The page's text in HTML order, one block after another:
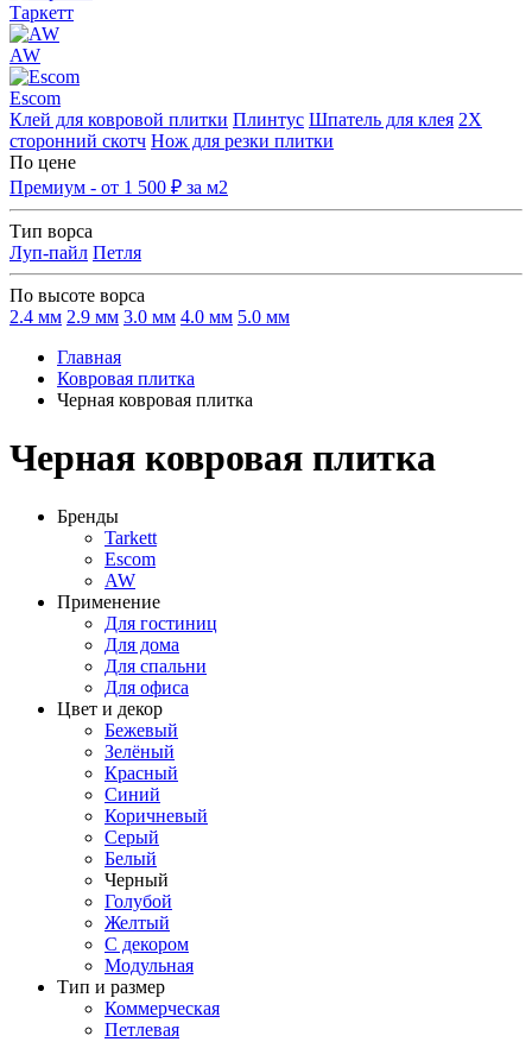
Таркетт
AW
Escom
Клей для ковровой плитки Плинтус Шпатель для клея 2Х
сторонний скотч Нож для резки плитки
По цене
Премиум - от 1 500 ₽ за м2
Тип ворса
Луп-пайл Петля
По высоте ворса
2.4 мм 2.9 мм 3.0 мм 4.0 мм 5.0 мм
Главная
Ковровая плитка
Черная ковровая плитка
Черная ковровая плитка
Бренды
Tarkett
Escom
AW
Применение
Для гостиниц
Для дома
Для спальни
Для офиса
Цвет и декор
Бежевый
Зелёный
Красный
Синий
Коричневый
Серый
Белый
Черный
Голубой
Желтый
С декором
Модульная
Тип и размер
Коммерческая
Петлевая